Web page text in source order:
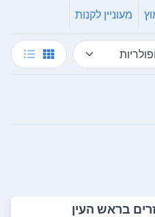
מעוניין לקנות
בראש העין